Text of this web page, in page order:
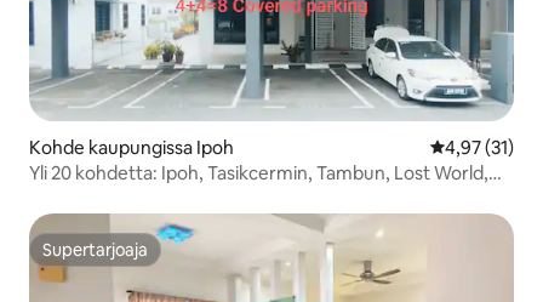
Kohde kaupungissa Ipoh
4,97 (31)
Yli 20 kohdetta: Ipoh, Tasikcermin, Tambun, Lost World,
Supertarjoaja
Supertarjoaja